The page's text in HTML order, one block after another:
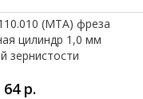
64 р.